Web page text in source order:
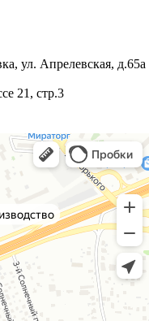
ул. Апрелевская, д.65а
21, стр.3